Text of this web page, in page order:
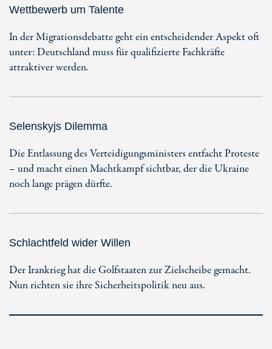
Wettbewerb um Talente
In der Migrationsdebatte geht ein entscheidender Aspekt oft
unter: Deutschland muss für qualifizierte Fachkräfte
attraktiver werden.
Selenskyjs Dilemma
Die Entlassung des Verteidigungsministers entfacht Proteste
– und macht einen Machtkampf sichtbar, der die Ukraine
noch lange prägen dürfte.
Schlachtfeld wider Willen
Der Irankrieg hat die Golfstaaten zur Zielscheibe gemacht.
Nun richten sie ihre Sicherheitspolitik neu aus.